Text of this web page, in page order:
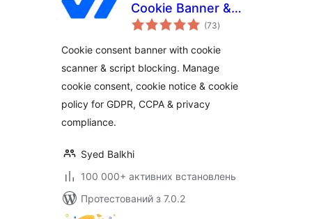
Cookie Banner &
Cookie Consent for
(GDPR / CCPA / EU
Compliance Cookie
Notice)
(73загальний
рейтинг
)
Cookie consent banner with cookie
scanner & script blocking. Manage
cookie consent, cookie notice & cookie
policy for GDPR, CCPA & privacy
compliance.
Syed Balkhi
100 000+ активних встановлень
Протестований з 7.0.2